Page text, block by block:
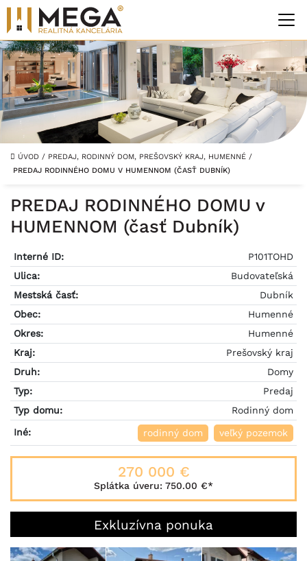
ÚVOD / PREDAJ, RODINNÝ DOM, PREŠOVSKÝ KRAJ, HUMENNÉ /
PREDAJ RODINNÉHO DOMU V HUMENNOM (ČASŤ DUBNÍK)
PREDAJ RODINNÉHO DOMU v
HUMENNOM (časť Dubník)
Interné ID:
P101TOHD
Ulica:
Budovateľská
Mestská časť:
Dubník
Obec:
Humenné
Okres:
Humenné
Kraj:
Prešovský kraj
Druh:
Domy
Typ:
Predaj
Typ domu:
Rodinný dom
Iné:
rodinný dom veľký pozemok
270 000 €
Splátka úveru: 750.00 €*
Exkluzívna ponuka